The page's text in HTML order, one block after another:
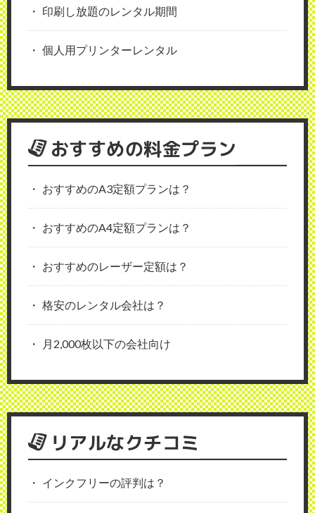
印刷し放題のレンタル期間
個人用プリンターレンタル
おすすめの料金プラン
おすすめのA3定額プランは？
おすすめのA4定額プランは？
おすすめのレーザー定額は？
格安のレンタル会社は？
月2,000枚以下の会社向け
リアルなクチコミ
インクフリーの評判は？